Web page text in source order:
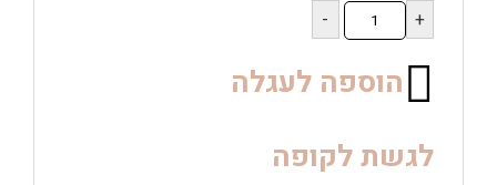
כמות
של
שיוף
vividril
דיגיטלי
הוספה לעגלה
לגשת לקופה